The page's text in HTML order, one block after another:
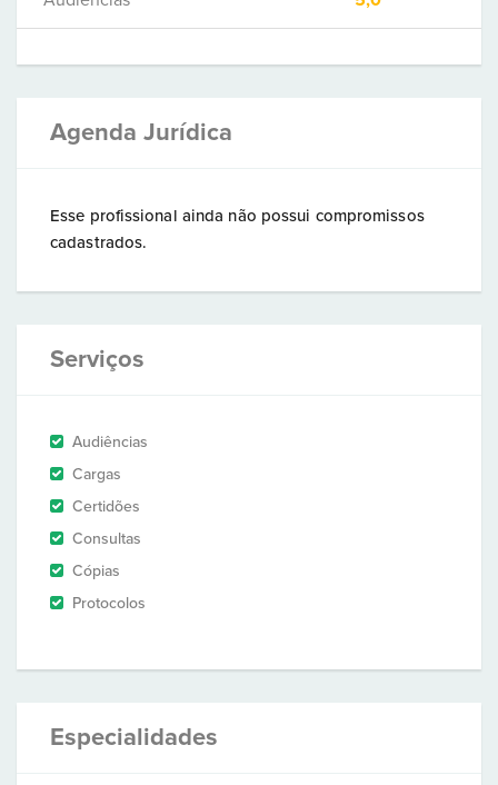
Agenda Jurídica
Esse profissional ainda não possui compromissos
cadastrados.
Serviços
Audiências
Cargas
Certidões
Consultas
Cópias
Protocolos
Especialidades